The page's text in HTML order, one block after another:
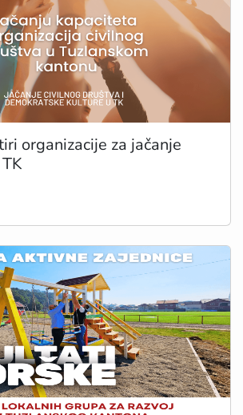
organizacije za jačanje